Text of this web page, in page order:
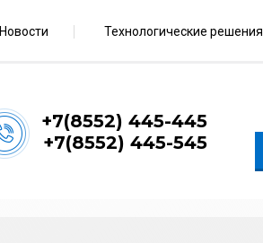
Новости Технологические решения
+7(8552) 445-445
+7(8552) 445-545